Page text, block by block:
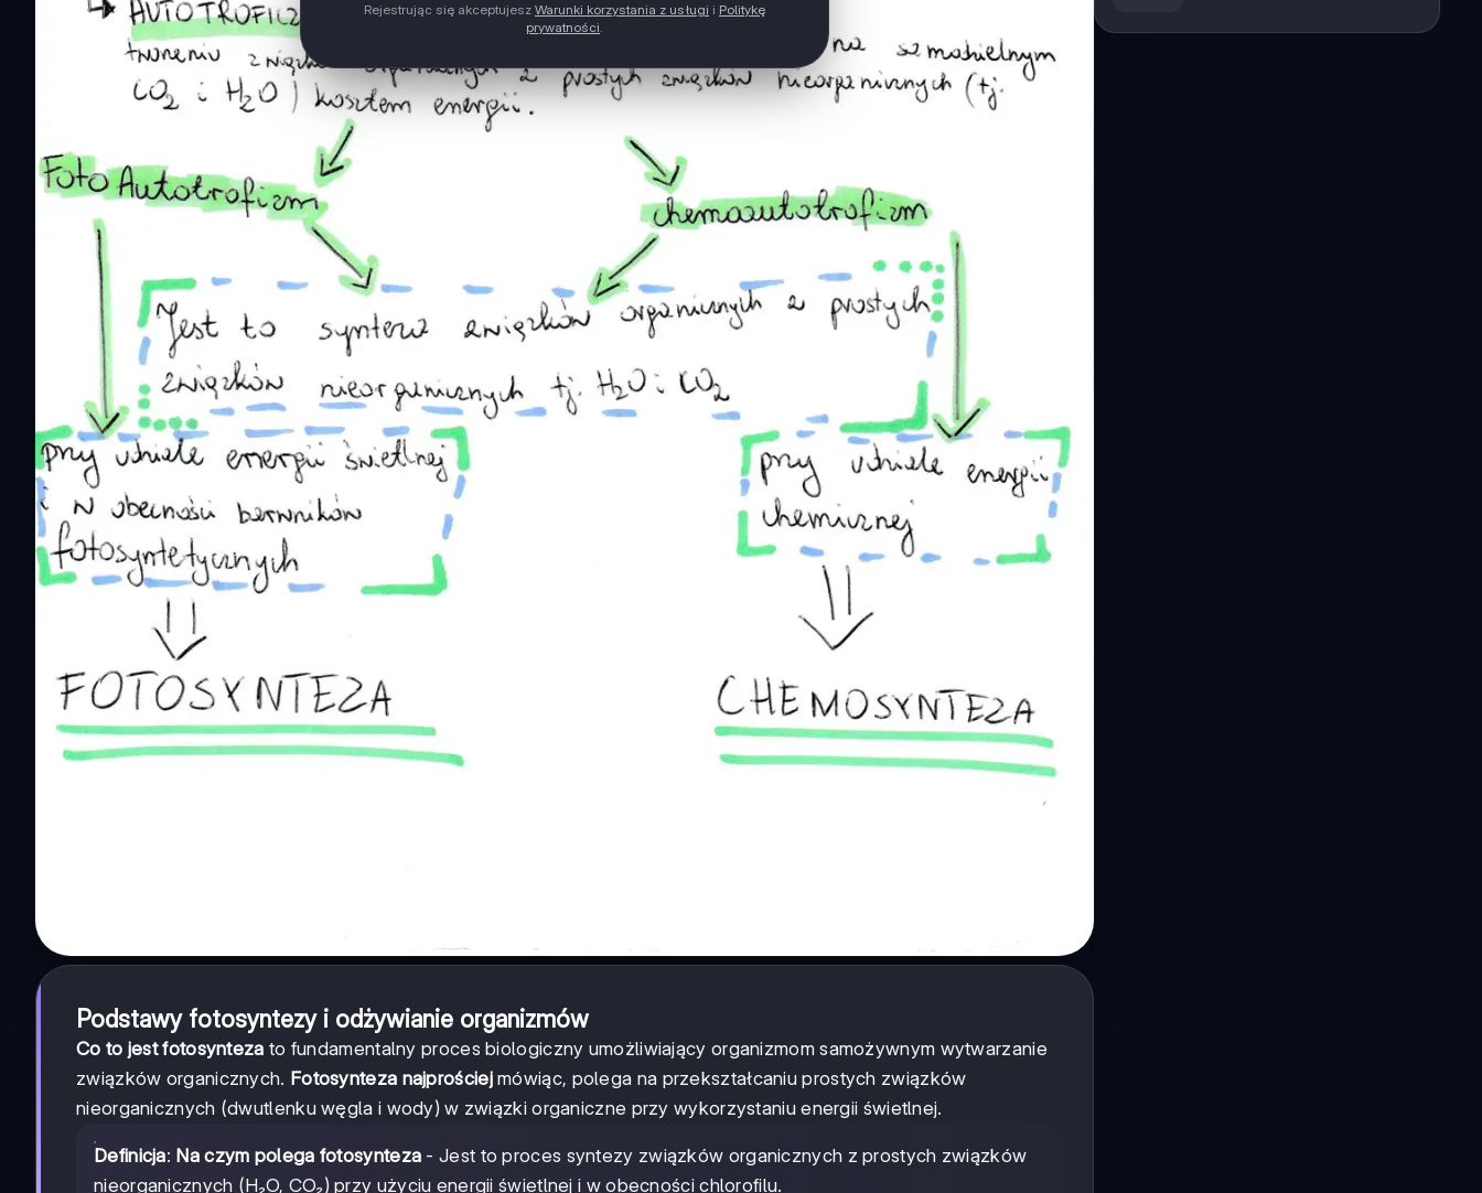
Rejestrując się akceptujesz Warunki korzystania z usługi i Politykę
prywatności.
Podstawy fotosyntezy i odżywianie organizmów
Co to jest fotosynteza to fundamentalny proces biologiczny umożliwiający organizmom samożywnym wytwarzanie
związków organicznych. Fotosynteza najprościejmówiąc, polega na przekształcaniu prostych związków
nieorganicznych (dwutlenku węgla i wody) w związki organiczne przy wykorzystaniu energii świetlnej.
Definicja: Na czym polega fotosynteza - Jest to proces syntezy związków organicznych z prostych związków
nieorganicznych (H₂O, CO₂) przy użyciu energii świetlnej i w obecności chlorofilu.